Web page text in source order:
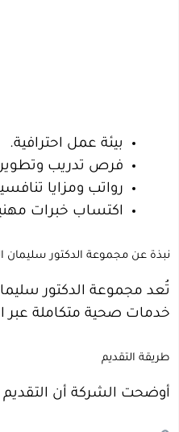
بيئة عمل احترافية.
فرص تدريب
رواتب ومزايا
اكتساب خبرات
نبذة عن مجموعة الدكتور سليمان
تُعد مجموعة الدكتور
خدمات صحية متكاملة عبر
طريقة التقديم
أوضحت الشركة أن التقديم